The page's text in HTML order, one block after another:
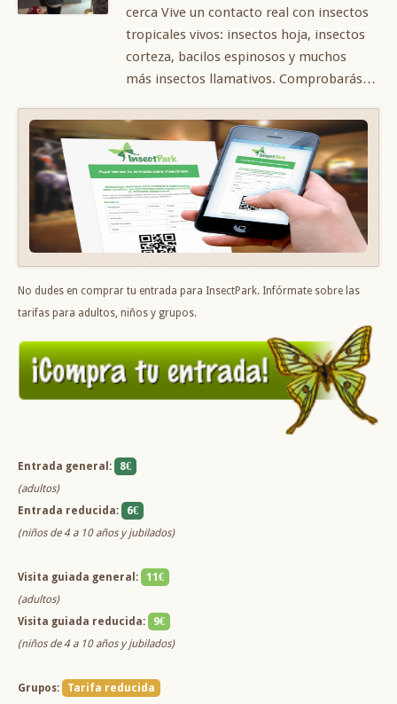
cerca Vive un contacto real con insectos
tropicales vivos: insectos hoja, insectos
corteza, bacilos espinosos y muchos
más insectos llamativos. Comprobarás…
No dudes en comprar tu entrada para InsectPark. Infórmate sobre las
tarifas para adultos, niños y grupos.
Entrada general:
8€
(adultos)
Entrada reducida:
6€
(niños de 4 a 10 años y jubilados)
Visita guiada general:
11€
(adultos)
Visita guiada reducida:
9€
(niños de 4 a 10 años y jubilados)
Grupos:
Tarifa reducida